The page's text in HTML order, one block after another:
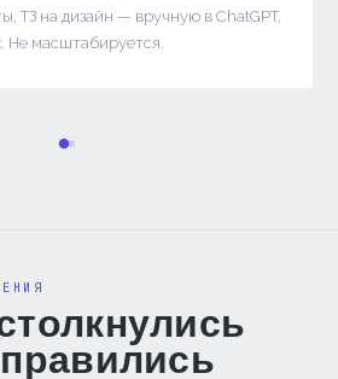
ТЗ на дизайн — вручную в ChatGPT,
Не масштабируется.